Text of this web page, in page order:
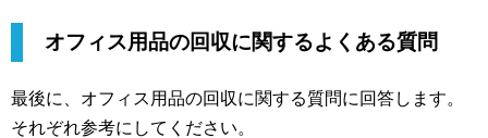
オフィス用品の回収に関するよくある質問
最後に、オフィス用品の回収に関する質問に回答します。
それぞれ参考にしてください。